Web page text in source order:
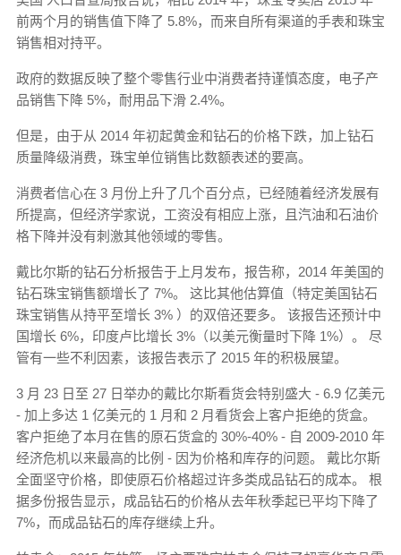
前两个月的销售值下降了 5.8%，而来自所有渠道的手表和珠宝
销售相对持平。
政府的数据反映了整个零售行业中消费者持谨慎态度，电子产
品销售下降 5%，耐用品下滑 2.4%。
但是，由于从 2014 年初起黄金和钻石的价格下跌，加上钻石
质量降级消费，珠宝单位销售比数额表述的要高。
消费者信心在 3 月份上升了几个百分点，已经随着经济发展有
所提高，但经济学家说，工资没有相应上涨，且汽油和石油价
格下降并没有刺激其他领域的零售。
戴比尔斯的钻石分析报告于上月发布，报告称，2014 年美国的
钻石珠宝销售额增长了 7%。 这比其他估算值（特定美国钻石
珠宝销售从持平至增长 3% ）的双倍还要多。 该报告还预计中
国增长 6%，印度卢比增长 3%（以美元衡量时下降 1%）。 尽
管有一些不利因素，该报告表示了 2015 年的积极展望。
3 月 23 日至 27 日举办的戴比尔斯看货会特别盛大 - 6.9 亿美元
- 加上多达 1 亿美元的 1 月和 2 月看货会上客户拒绝的货盒。
客户拒绝了本月在售的原石货盒的 30%-40% - 自 2009-2010 年
经济危机以来最高的比例 - 因为价格和库存的问题。 戴比尔斯
全面坚守价格，即使原石价格超过许多类成品钻石的成本。 根
据多份报告显示，成品钻石的价格从去年秋季起已平均下降了
7%，而成品钻石的库存继续上升。